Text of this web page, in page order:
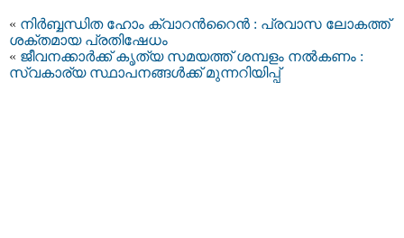
« നിര്‍ബ്ബന്ധിത ഹോം ക്വാറന്‍റൈന്‍ : പ്രവാസ ലോകത്ത്
ശക്തമായ പ്രതിഷേധം
« ജീവനക്കാര്‍ക്ക് കൃത്യ സമയത്ത് ശമ്പളം നല്‍കണം :
സ്വകാര്യ സ്ഥാപനങ്ങള്‍ക്ക് മുന്നറിയിപ്പ്